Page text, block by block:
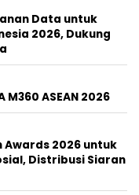
Data untuk
2026, Dukung
ASEAN 2026
Awards 2026 untuk
Distribusi Siaran